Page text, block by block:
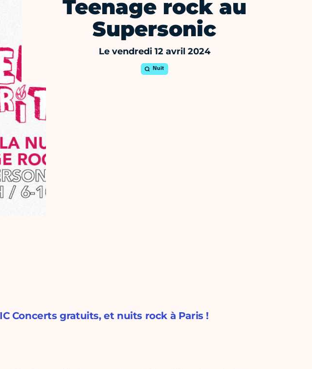
Teenage rock au
Supersonic
Le vendredi 12 avril 2024
Nuit
Concerts gratuits, et nuits rock à Paris !